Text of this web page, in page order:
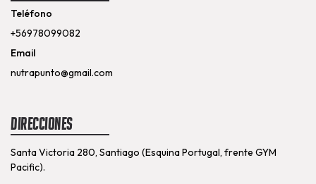
Teléfono
+56978099082
Email
nutrapunto@gmail.com
Direcciones
Santa Victoria 280, Santiago (Esquina Portugal, frente GYM
Pacific).